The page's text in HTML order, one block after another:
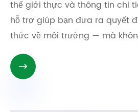
thế giới thực và thông tin chi
hỗ trợ giúp bạn đưa ra quyết
thức về môi trường — mà
